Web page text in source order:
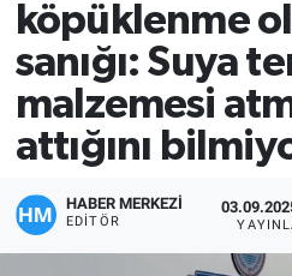
köpüklenme
sanığı: Suya
malzemesi
attığını
HABER MERKEZİ
EDITÖR
Politika
Turizm
Sağlık
Eğitim
Yaşam
Süper Lig Puan Durumu
Tüm Manşetler
Son Dakika Haberleri
Haber Arşivi